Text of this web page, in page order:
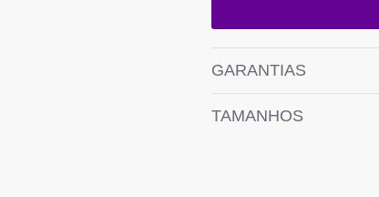
GARANTIAS
TAMANHOS